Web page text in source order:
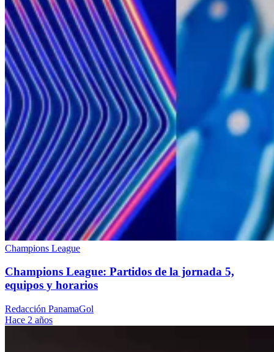
Champions League
Champions League: Partidos de la jornada 5,
equipos y horarios
Redacción PanamaGol
Hace 2 años